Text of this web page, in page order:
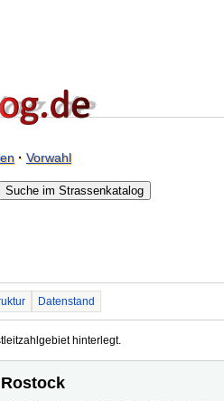
· Vorwahl
Datenstand
hinterlegt.